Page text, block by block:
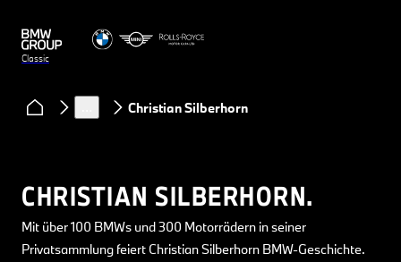
Classic
Clubs & Community
Podcast Classic Heart
Christian Silberhorn
CHRISTIAN SILBERHORN.
Mit über 100 BMWs und 300 Motorrädern in seiner
Privatsammlung feiert Christian Silberhorn BMW-Geschichte.